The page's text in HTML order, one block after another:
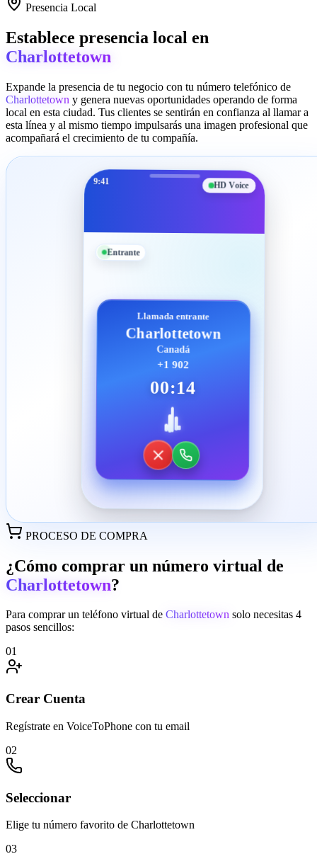
Presencia Local
Establece presencia local en
Charlottetown
Expande la presencia de tu negocio con tu número telefónico de
Charlottetown y genera nuevas oportunidades operando de forma
local en esta ciudad. Tus clientes se sentirán en confianza al llamar a
esta línea y al mismo tiempo impulsarás una imagen profesional que
acompañará el crecimiento de tu compañía.
9:41 HD Voice
Entrante
Llamada entrante
Charlottetown
Canadá
+1 902
00:14
PROCESO DE COMPRA
¿Cómo comprar un número virtual de
Charlottetown?
Para comprar un teléfono virtual de Charlottetown solo necesitas 4
pasos sencillos:
01
Crear Cuenta
Regístrate en VoiceToPhone con tu email
02
Seleccionar
Elige tu número favorito de Charlottetown
03